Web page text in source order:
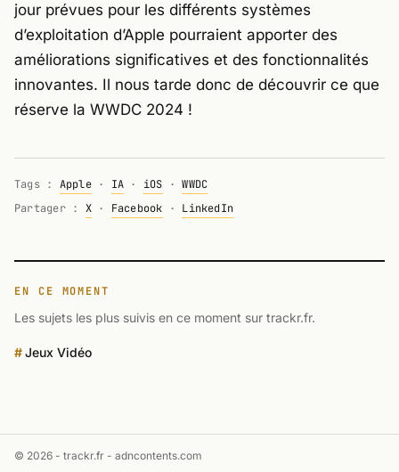
jour prévues pour les différents systèmes
d’exploitation d’Apple pourraient apporter des
améliorations significatives et des fonctionnalités
innovantes. Il nous tarde donc de découvrir ce que
réserve la WWDC 2024 !
Tags : Apple· IA · iOS ·WWDC
Partager : X· Facebook · LinkedIn
EN CE MOMENT
Les sujets les plus suivis en ce moment sur trackr.fr.
Jeux Vidéo
© 2026 - trackr.fr - adncontents.com